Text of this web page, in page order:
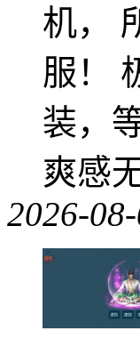
机，
服！
装，
爽感
2026-